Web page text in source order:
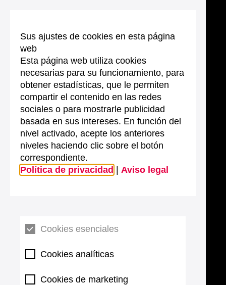
Sus ajustes de cookies en esta página
web
Esta página web utiliza cookies
necesarias para su funcionamiento, para
obtener estadísticas, que le permiten
compartir el contenido en las redes
sociales o para mostrarle publicidad
basada en sus intereses. En función del
nivel activado, acepte los anteriores
niveles haciendo clic sobre el botón
correspondiente.
Política de privacidad
Aviso legal
Cookies esenciales
Cookies analíticas
Cookies de marketing